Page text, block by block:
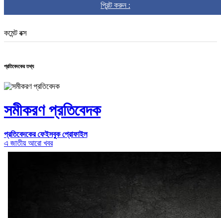
প্রিন্ট করুন :
কমেন্ট বক্স
প্রতিবেদকের তথ্য
সমীকরণ প্রতিবেদক
প্রতিবেদকের ফেইসবুক প্রোফাইল
এ জাতীয় আরো খবর